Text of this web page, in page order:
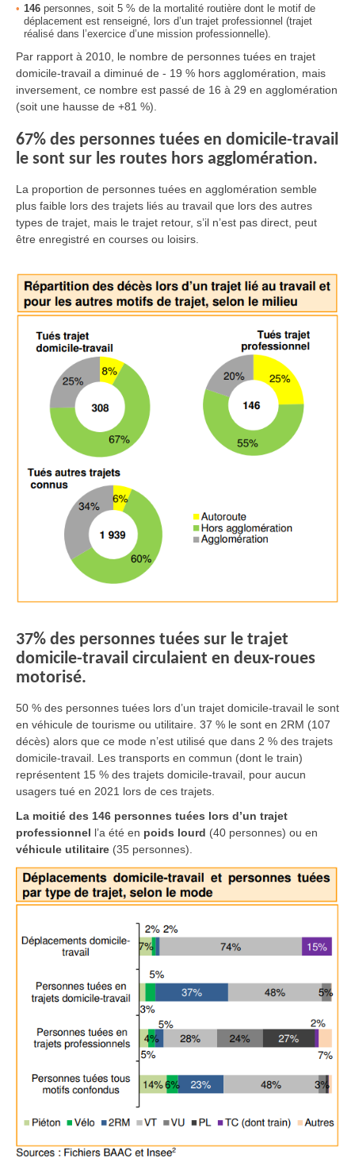
146 personnes, soit 5 % de la mortalité routière dont le motif de
déplacement est renseigné, lors d’un trajet professionnel (trajet
réalisé dans l’exercice d’une mission professionnelle).
Par rapport à 2010, le nombre de personnes tuées en trajet
domicile-travail a diminué de - 19 % hors agglomération, mais
inversement, ce nombre est passé de 16 à 29 en agglomération
(soit une hausse de +81 %)
67% des personnes tuées en domicile-travail
le sont sur les routes hors agglomération.
La proportion de personnes tuées en agglomération semble
plus faible lors des trajets liés au travail que lors des autres
types de trajet, mais le trajet retour, s’il n’est pas direct, peut
être enregistré en courses ou loisirs.
37% des personnes tuées sur le trajet
domicile-travail circulaient en deux-roues
motorisé.
50 % des personnes tuées lors d’un trajet domicile-travail le sont
en véhicule de tourisme ou utilitaire. 37 % le sont en 2RM (107
décès) alors que ce mode n’est utilisé que dans 2 % des trajets
domicile-travail. Les transports en commun (dont le train)
représentent 15 % des trajets domicile-travail, pour aucun
usagers tué en 2021 lors de ces trajets.
La moitié des 146 personnes tuées lors d’un trajet
professionnel l’a été en poids lourd (40 personnes) ou en
véhicule utilitaire (35 personnes).